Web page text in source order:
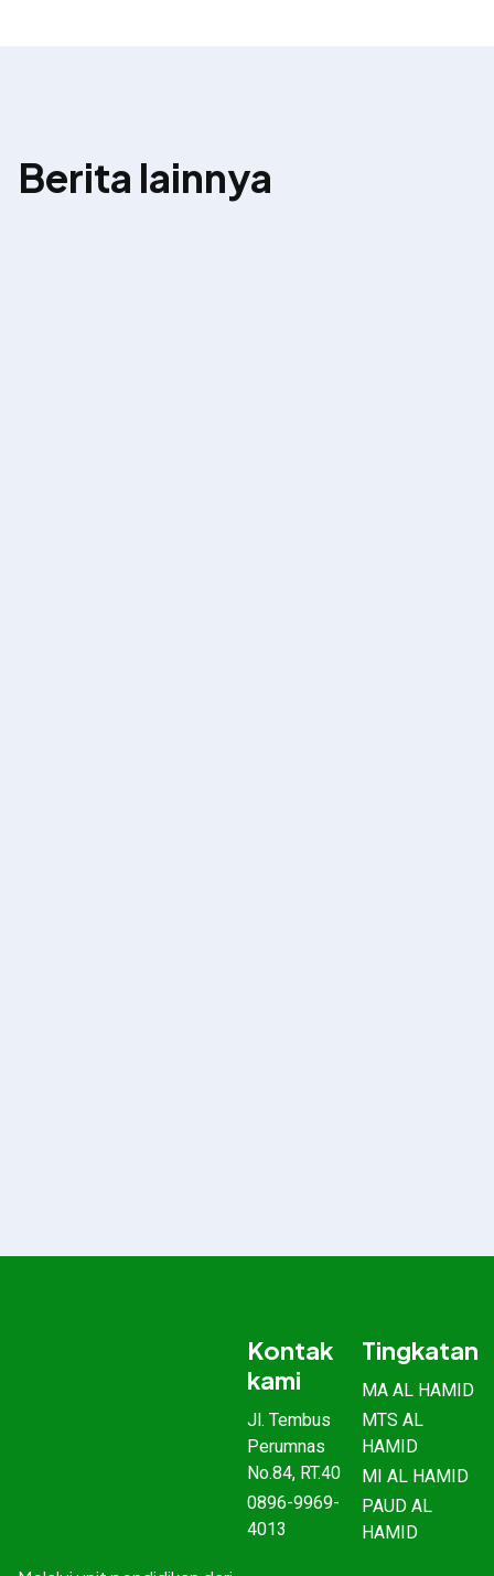
Berita lainnya
Kontak
kami
Jl. Tembus
Perumnas
No.84, RT.40
0896-9969-
4013
Tingkatan
MA AL HAMID
MTS AL
HAMID
MI AL HAMID
PAUD AL
HAMID